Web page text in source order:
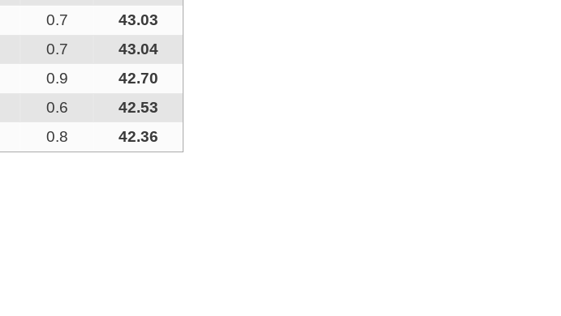
0.7
43.03
0.7
43.04
0.9
42.70
0.6
42.53
0.8 42.36